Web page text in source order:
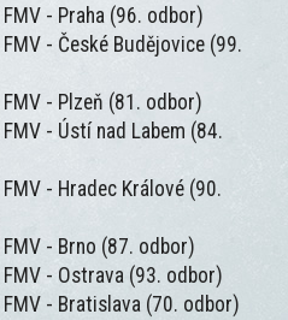
- Praha (96. odbor)
- České Budějovice (99.
- Plzeň (81. odbor)
- Ústí nad Labem (84.
- Hradec Králové (90.
- Brno (87. odbor)
- Ostrava (93. odbor)
- Bratislava (70. odbor)